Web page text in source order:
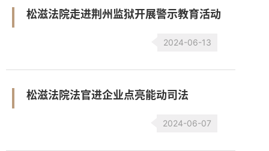
松滋法院走进荆州监狱开展警示教育活动
2024-06-13
松滋法院法官进企业点亮能动司法
2024-06-07